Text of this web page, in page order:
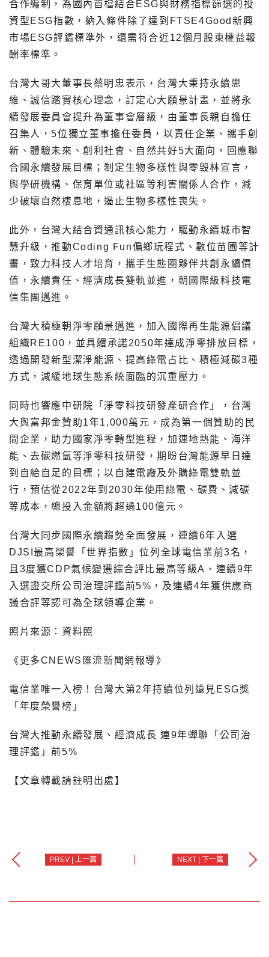
合作編制，為國內首檔結合ESG與財務指標篩選的投
資型ESG指數，納入條件除了達到FTSE4Good新興
市場ESG評鑑標準外，還需符合近12個月股東權益報
酬率標準。
台灣大哥大董事長蔡明忠表示，台灣大秉持永續思
維、誠信踏實核心理念，訂定心大願景計畫，並將永
續發展委員會提升為董事會層級，由董事長親自擔任
召集人，5位獨立董事擔任委員，以責任企業、攜手創
新、體驗未來、創利社會、自然共好5大面向，回應聯
合國永續發展目標；制定生物多樣性與零毀林宣言，
與學研機構、保育單位或社區等利害關係人合作，減
少破壞自然棲息地，遏止生物多樣性喪失。
此外，台灣大結合資通訊核心能力，驅動永續城市智
慧升級，推動Coding Fun偏鄉玩程式、數位苗圃等計
畫，致力科技人才培育，攜手生態圈夥伴共創永續價
值，永續責任、經濟成長雙軌並進，朝國際級科技電
信集團邁進。
台灣大積極朝淨零願景邁進，加入國際再生能源倡議
組織RE100，並具體承諾2050年達成淨零排放目標，
透過開發新型潔淨能源、提高綠電占比、積極減碳3種
方式，減緩地球生態系統面臨的沉重壓力。
同時也響應中研院「淨零科技研發產研合作」，台灣
大與富邦金贊助1年1,000萬元，成為第一個贊助的民
間企業，助力國家淨零轉型進程，加速地熱能、海洋
能、去碳燃氫等淨零科技研發，期盼台灣能源早日達
到自給自足的目標；以自建電廠及外購綠電雙軌並
行，預估從2022年到2030年使用綠電、碳費、減碳
等成本，總投入金額將超過100億元。
台灣大同步國際永續趨勢全面發展，連續6年入選
DJSI最高榮譽「世界指數」位列全球電信業前3名，
且3度獲CDP氣候變遷綜合評比最高等級A、連續9年
入選證交所公司治理評鑑前5%，及連續4年獲供應商
議合評等認可為全球領導企業。
照片來源：資料照
《更多CNEWS匯流新聞網報導》
電信業唯一入榜！台灣大第2年持續位列遠見ESG獎
「年度榮譽榜」
台灣大推動永續發展、經濟成長 連9年蟬聯「公司治
理評鑑」前5%
【文章轉載請註明出處】
PREV | 上一篇 NEXT | 下一篇